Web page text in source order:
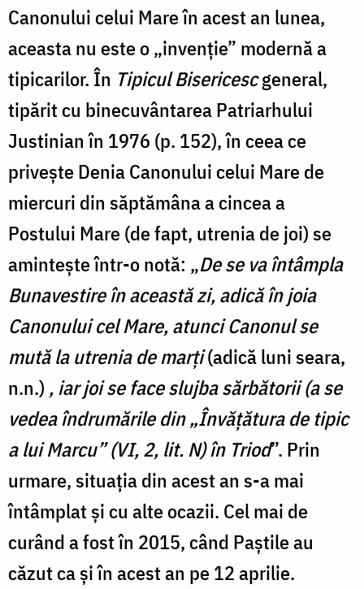
Canonului celui Mare în acest an lunea,
aceasta nu este o „invenție” modernă a
tipicarilor. În Tipicul Bisericescgeneral,
tipărit cu binecuvântarea Patriarhului
Justinian în 1976 (p. 152), în ceea ce
privește Denia Canonului celui Mare de
miercuri din săptămâna a cincea a
Postului Mare (de fapt, utrenia de joi) se
amintește într-o notă: „De se va întâmpla
Bunavestire în această zi, adică în joia
Canonului cel Mare, atunci Canonul se
mută la utrenia de marți(adică luni seara,
n.n.) , iar joi se face slujba sărbătorii (a se
vedea îndrumările din „Învățătura de tipic
a lui Marcu” (VI, 2, lit. N) în Triod”. Prin
urmare, situația din acest an s-a mai
întâmplat și cu alte ocazii. Cel mai de
curând a fost în 2015, când Paștile au
căzut ca și în acest an pe 12 aprilie.